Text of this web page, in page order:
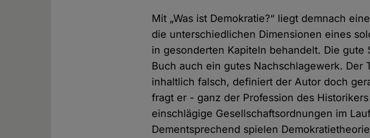
Mit „Was ist Demokratie?“ liegt demnach
die unterschiedlichen Dimensionen eines
in gesonderten Kapiteln behandelt. Die gute
Buch auch ein gutes Nachschlagewerk. Der
inhaltlich falsch, definiert der Autor doch
fragt er - ganz der Profession des
einschlägige Gesellschaftsordnungen im
Dementsprechend spielen